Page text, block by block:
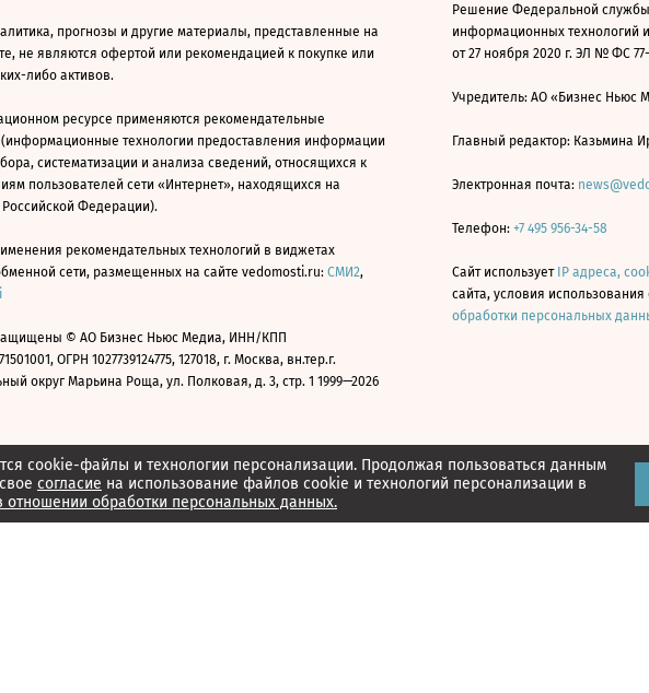
cookie-файлы и технологии персонализации. Продолжая пользоваться данным
согласие на использование файлов cookie и технологий персонализации в
отношении обработки персональных данных.
прогнозы и другие материалы, представленные на
не являются офертой или рекомендацией к покупке или
либо активов.
ресурсе применяются рекомендательные
(информационные технологии предоставления информации
систематизации и анализа сведений, относящихся к
пользователей сети «Интернет», находящихся на
Российской Федерации).
рекомендательных технологий в виджетах
сети, размещенных на сайте vedomosti.ru: СМИ2,
© АО Бизнес Ньюс Медиа, ИНН/КПП
ОГРН 1027739124775, 127018, г. Москва, вн.тер.г.
округ Марьина Роща, ул. Полковая, д. 3, стр. 1 1999—2026
Решение Федеральной
информационных технологий
от 27 ноября 2020 г. ЭЛ № ФС 77-
Учредитель: АО «Бизнес Ньюс
Главный редактор: Казьмина
Электронная почта:
Телефон: +7 495 956-34-58
Сайт использует IP адреса,
сайта, условия
обработки персональных